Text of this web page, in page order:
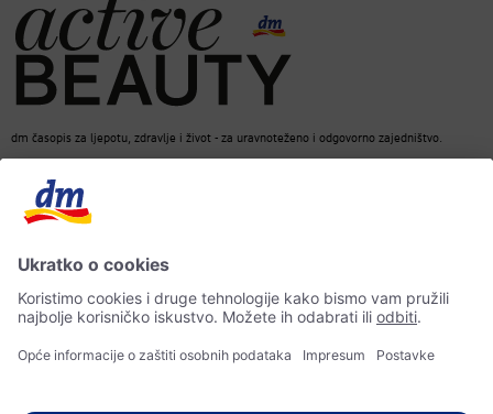
dm časopis za ljepotu, zdravlje i život - za uravnoteženo i odgovorno zajedništvo.